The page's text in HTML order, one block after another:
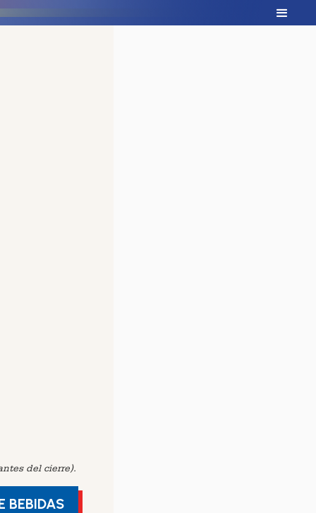
del cierre).
BEBIDAS